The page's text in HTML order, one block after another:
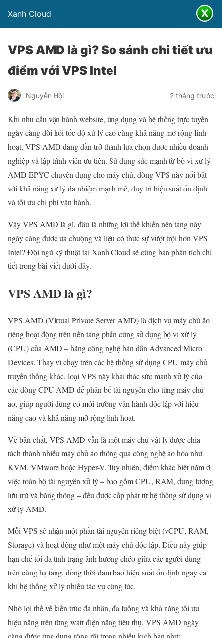
Xanh Cloud
VPS AMD là gì? So sánh chi tiết ưu
điểm với VPS Intel
Nguyễn Hội 2 tháng trước
Khi nhu cầu vận hành website, ứng dụng và hệ thống trực tuyến
ngày càng đòi hỏi tốc độ xử lý cao cùng khả năng mở rộng linh
hoạt, VPS AMD đang dần trở thành lựa chọn được nhiều doanh
nghiệp và lập trình viên ưu tiên. Sử dụng sức mạnh từ bộ vi xử lý
AMD EPYC chuyên dụng cho máy chủ, dòng VPS này nổi bật
với khả năng xử lý đa nhiệm mạnh mẽ, duy trì hiệu suất ổn định
và tối ưu chi phí vận hành.
Vậy VPS AMD là gì, đâu là những lợi thế khiến nền tảng này
ngày càng được ưa chuộng và liệu có thực sự vượt trội hơn VPS
Intel? Đội ngũ kỹ thuật tại Xanh Cloud sẽ cùng bạn phân tích chi
tiết trong bài viết dưới đây.
VPS AMD là gì?
VPS AMD (Virtual Private Server AMD) là dịch vụ máy chủ ảo
riêng hoạt động trên nền tảng phần cứng sử dụng bộ vi xử lý
(CPU) của AMD – hãng công nghệ bán dẫn Advanced Micro
Devices. Thay vì chạy trên các hệ thống sử dụng CPU máy chủ
truyền thống khác, loại VPS này khai thác sức mạnh xử lý của
các dòng CPU AMD để phân bổ tài nguyên cho từng máy chủ
ảo, giúp người dùng có môi trường vận hành độc lập với hiệu
năng cao và khả năng mở rộng linh hoạt.
Về bản chất, VPS AMD vẫn là một máy chủ vật lý được chia
tách thành nhiều máy chủ ảo thông qua công nghệ ảo hóa như
KVM, VMware hoặc Hyper-V. Tuy nhiên, điểm khác biệt nằm ở
việc toàn bộ tài nguyên xử lý – bao gồm CPU, RAM, dung lượng
lưu trữ và băng thông – đều được cấp phát từ hệ thống sử dụng vi
xử lý AMD.
Mỗi VPS sẽ nhận một phần tài nguyên riêng biệt (vCPU, RAM,
Storage) và hoạt động như một máy chủ độc lập. Điều này giúp
hạn chế tối đa tình trạng ảnh hưởng chéo giữa các người dùng
trên cùng hạ tầng, đồng thời đảm bảo hiệu suất ổn định ngay cả
khi hệ thống xử lý nhiều tác vụ cùng lúc.
Nhờ lợi thế về kiến trúc đa nhân, đa luồng và khả năng tối ưu
hiệu năng trên từng watt điện năng tiêu thụ, VPS AMD ngày
càng được ứng dụng rộng rãi trong nhiều kịch bản như: